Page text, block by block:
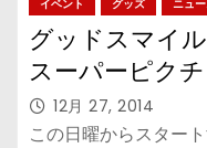
イベント グッズ ニュ
グッドスマイ
スーパーピク
12月 27, 2014
この日曜からスター